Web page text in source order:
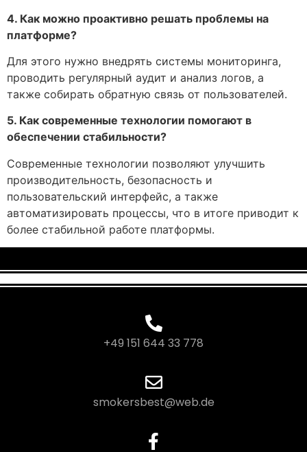
4. Как можно проактивно решать проблемы на
платформе?
Для этого нужно внедрять системы мониторинга,
проводить регулярный аудит и анализ логов, а
также собирать обратную связь от пользователей.
5. Как современные технологии помогают в
обеспечении стабильности?
Современные технологии позволяют улучшить
производительность, безопасность и
пользовательский интерфейс, а также
автоматизировать процессы, что в итоге приводит к
более стабильной работе платформы.
+49 151 644 33 778
smokersbest@web.de